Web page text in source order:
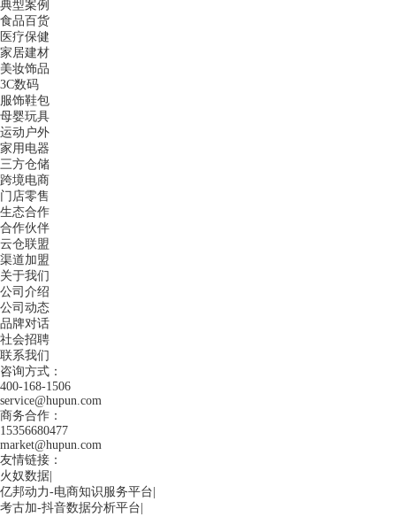
典型案例
食品百货
医疗保健
家居建材
美妆饰品
3C数码
服饰鞋包
母婴玩具
运动户外
家用电器
三方仓储
跨境电商
门店零售
生态合作
合作伙伴
云仓联盟
渠道加盟
关于我们
公司介绍
公司动态
品牌对话
社会招聘
联系我们
咨询方式：
400-168-1506
service@hupun.com
商务合作：
15356680477
market@hupun.com
友情链接：
火奴数据
亿邦动力-电商知识服务平台
考古加-抖音数据分析平台